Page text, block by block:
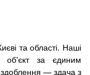
та області. Наші
об'єкт за єдиним
— здача з